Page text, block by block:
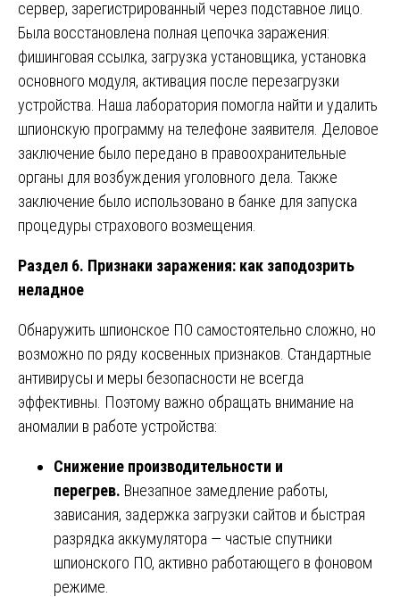
сервер, зарегистрированный через подставное лицо.
Была восстановлена полная цепочка заражения:
фишинговая ссылка, загрузка установщика, установка
основного модуля, активация после перезагрузки
устройства. Наша лаборатория помогла найти и удалить
шпионскую программу на телефоне заявителя. Деловое
заключение было передано в правоохранительные
органы для возбуждения уголовного дела. Также
заключение было использовано в банке для запуска
процедуры страхового возмещения.
Раздел 6. Признаки заражения: как заподозрить
неладное
Обнаружить шпионское ПО самостоятельно сложно, но
возможно по ряду косвенных признаков. Стандартные
антивирусы и меры безопасности не всегда
эффективны. Поэтому важно обращать внимание на
аномалии в работе устройства:
Снижение производительности и
перегрев. Внезапное замедление работы,
зависания, задержка загрузки сайтов и быстрая
разрядка аккумулятора — частые спутники
шпионского ПО, активно работающего в фоновом
режиме.